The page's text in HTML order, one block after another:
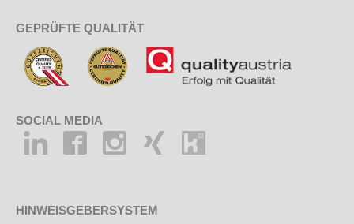
GEPRÜFTE QUALITÄT
SOCIAL MEDIA
HINWEISGEBERSYSTEM